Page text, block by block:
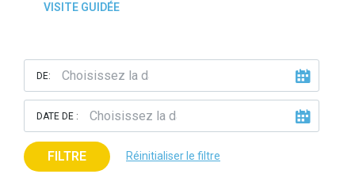
VISITE GUIDÉE
DE:
DATE DE :
FILTRE Réinitialiser le filtre